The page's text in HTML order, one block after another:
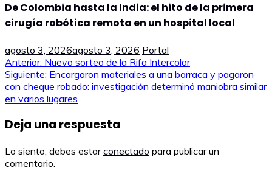
De Colombia hasta la India: el hito de la primera
cirugía robótica remota en un hospital local
agosto 3, 2026agosto 3, 2026 Portal
Navegación
de
entradas
Anterior: Nuevo sorteo de la Rifa Intercolar
Siguiente: Encargaron materiales a una barraca y pagaron
con cheque robado: investigación determinó maniobra similar
en varios lugares
Deja una respuesta
Lo siento, debes estarconectado para publicar un
comentario.